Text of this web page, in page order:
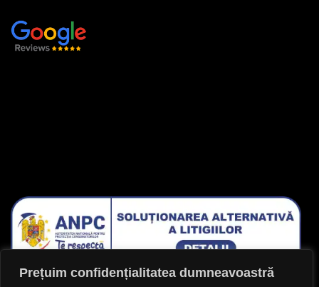
Prețuim confidențialitatea dumneavoastră